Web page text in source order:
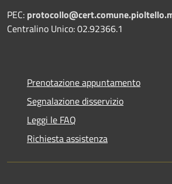
PEC:
Centralino Unico: 02.92366.1
Prenotazione appuntamento
Segnalazione disservizio
Leggi le FAQ
Richiesta assistenza